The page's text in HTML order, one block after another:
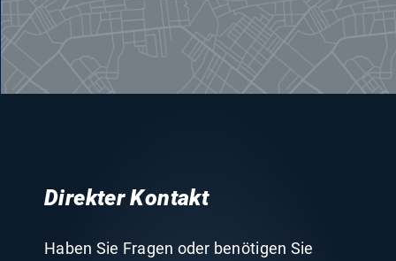
Direkter Kontakt
Haben Sie Fragen oder benötigen Sie